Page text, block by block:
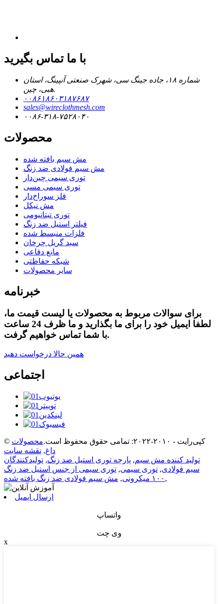
با ما تماس بگیرید
شماره ۱۸، جاده جینگ سی، شهرک صنعتی آنپینگ، استان
هبی، چین.
۰۰۸۶۱۸۶۰۳۱۸۷۶۸۷
sales@wireclothmesh.com
۰۰۸۶-۳۱۸-۷۵۲۸۰۴۰
محصولات
مش سیم بافته شده
مش سیم فولادی ضد زنگ
توری سیمی چین‌دار
توری سیمی مسی
فلز سوراخ‌دار
مش نیکل
توری تیتانیومی
فیلتر استیل ضد زنگ
فلزات منبسط شده
سبد گریل چرخان
مانع دفاعی
شبکه حفاظتی
سایر محصولات
خبرنامه
برای سوالات مربوط به محصولات یا لیست قیمت ما،
لطفا ایمیل خود را برای ما بگذارید و ما ظرف 24 ساعت
با شما تماس خواهیم گرفت.
همین حالا درخواست دهید
اجتماعی
© کپی‌رایت - ۲۰۱۰-۲۰۲۲: تمامی حقوق محفوظ است.
محصولات
داغ, نقشه سایت
تولید کننده مش سیم, پارچه توری استیل ضد زنگ, تولیدکنندگان
سیم فولادی, توری سیمی, توری سیمی از جنس استیل ضد زنگ
۱۰۰ میکرونی
, مش سیم فولادی ضد زنگ بافته شده ,
ارسال ایمیل
واتساپ
وی چت
x